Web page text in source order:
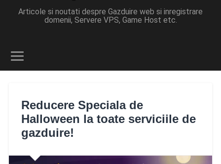
Articole si noutati despre Gazduire web si inregistrare
domenii, Servere VPS, Game Host etc.
Reducere Speciala de
Halloween la toate serviciile de
gazduire!